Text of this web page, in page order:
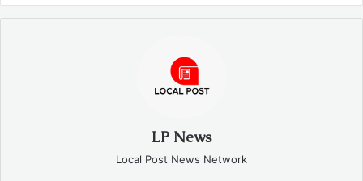
LP News
Local Post News Network